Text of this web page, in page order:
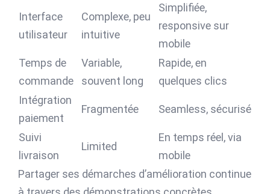
Interface
utilisateur
Complexe, peu
intuitive
Simplifiée,
responsive sur
mobile
Temps de
commande
Variable,
souvent long
Rapide, en
quelques clics
Intégration
paiement
Fragmentée Seamless, sécurisé
Suivi
livraison
Limited
En temps réel, via
mobile
Partager ses démarches d’amélioration continue